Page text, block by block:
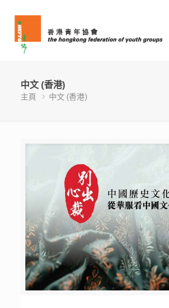
中文 (香港)
主頁 中文 (香港)